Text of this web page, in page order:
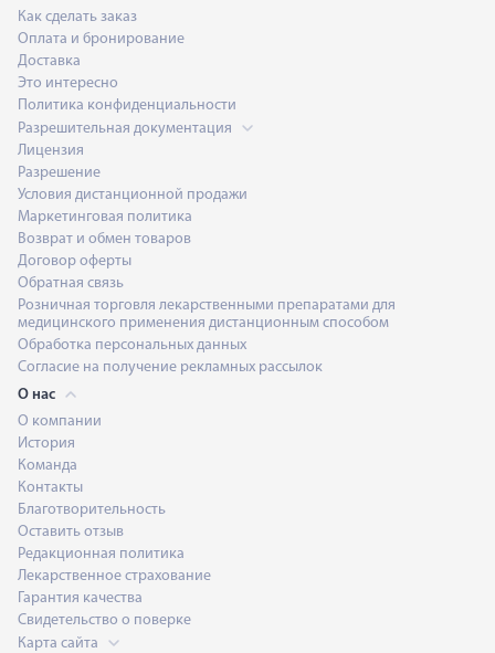
Как сделать заказ
Оплата и бронирование
Доставка
Это интересно
Политика конфиденциальности
Разрешительная документация
Лицензия
Разрешение
Условия дистанционной продажи
Маркетинговая политика
Возврат и обмен товаров
Договор оферты
Обратная связь
Розничная торговля лекарственными препаратами для
медицинского применения дистанционным способом
Обработка персональных данных
Согласие на получение рекламных рассылок
О нас
О компании
История
Команда
Контакты
Благотворительность
Оставить отзыв
Редакционная политика
Лекарственное страхование
Гарантия качества
Свидетельство о поверке
Карта сайта